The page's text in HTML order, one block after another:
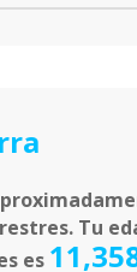
Tu
es